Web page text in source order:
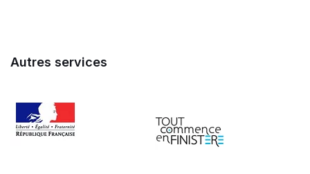
Autres services